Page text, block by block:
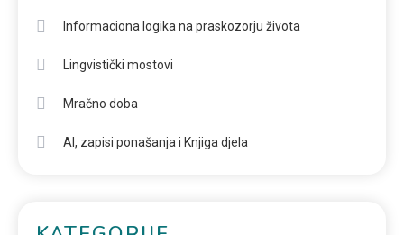
Informaciona logika na praskozorju života
Lingvistički mostovi
Mračno doba
AI, zapisi ponašanja i Knjiga djela